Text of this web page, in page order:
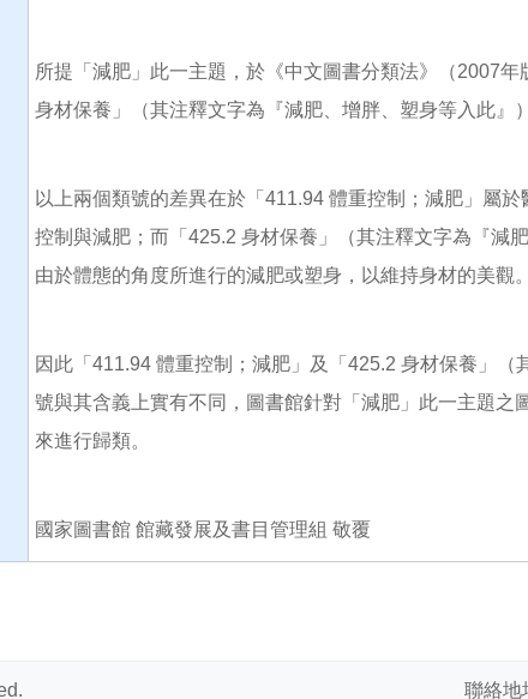
所提「減肥」此一主題，於《中文圖書分類法》（2007
身材保養」（其注釋文字為『減肥、增胖、塑身等入此』）
以上兩個類號的差異在於「411.94 體重控制；減肥」屬
控制與減肥；而「425.2 身材保養」（其注釋文字為『減
由於體態的角度所進行的減肥或塑身，以維持身材的美觀。
因此「411.94 體重控制；減肥」及「425.2 身材保養」
號與其含義上實有不同，圖書館針對「減肥」此一主題
來進行歸類。
國家圖書館 館藏發展及書目管理組 敬覆
聯絡地